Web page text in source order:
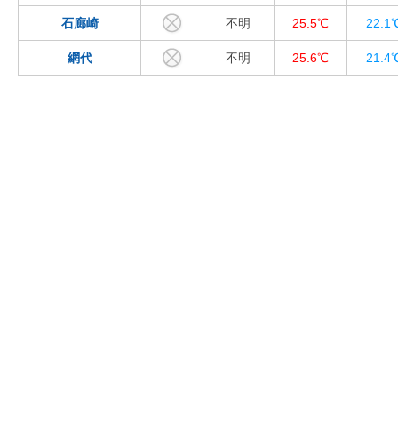
石廊崎 不明 25.5℃
網代 不明 25.6℃